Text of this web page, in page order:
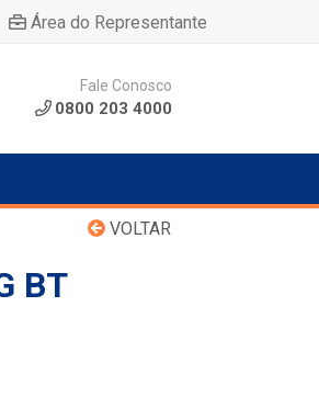
Área do Representante
Fale Conosco
0800 203 4000
VOLTAR
BT